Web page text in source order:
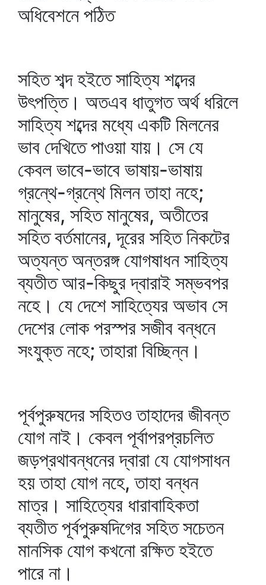
অধিবেশনে পঠিত
সহিত শব্দ হইতে সাহিত্য শব্দের
উৎপত্তি। অতএব ধাতুগত অর্থ ধরিলে
সাহিত্য শব্দের মধ্যে একটি মিলনের
ভাব দেখিতে পাওয়া যায়। সে যে
কেবল ভাবে-ভাবে ভাষায়-ভাষায়
গ্রন্থে-গ্রন্থে মিলন তাহা নহে;
মানুষের, সহিত মানুষের, অতীতের
সহিত বর্তমানের, দূরের সহিত নিকটের
অত্যন্ত অন্তরঙ্গ যোগষাধন সাহিত্য
ব্যতীত আর-কিছুর দ্বারাই সম্ভবপর
নহে। যে দেশে সাহিত্যের অভাব সে
দেশের লোক পরস্পর সজীব বন্ধনে
সংযুক্ত নহে; তাহারা বিচ্ছিন্ন।
পূর্বপুরুষদের সহিতও তাহাদের জীবন্ত
যোগ নাই। কেবল পূর্বাপরপ্রচলিত
জড়প্রথাবন্ধনের দ্বারা যে যোগসাধন
হয় তাহা যোগ নহে, তাহা বন্ধন
মাত্র। সাহিত্যের ধারাবাহিকতা
ব্যতীত পূর্বপুরুষদিগের সহিত সচেতন
মানসিক যোগ কখনো রক্ষিত হইতে
পারে না।